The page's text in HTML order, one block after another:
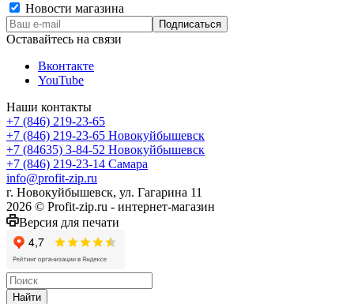
Новости магазина
Оставайтесь на связи
Вконтакте
YouTube
Наши контакты
+7 (846) 219-23-65
+7 (846) 219-23-65 Новокуйбышевск
+7 (84635) 3-84-52 Новокуйбышевск
+7 (846) 219-23-14 Самара
info@profit-zip.ru
г. Новокуйбышевск, ул. Гагарина 11
2026 © Profit-zip.ru - интернет-магазин
Версия для печати
Найти